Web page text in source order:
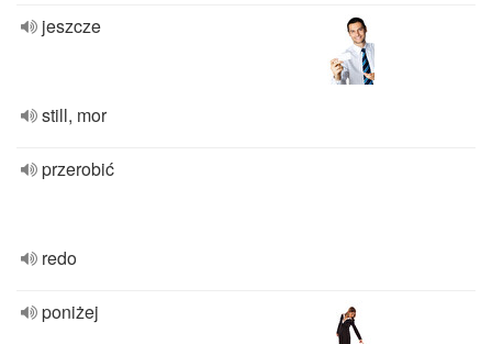
jeszcze
still, mor
przerobić
redo
poniżej